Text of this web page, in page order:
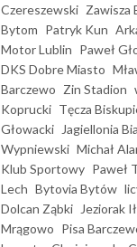
Czereszewski Zawisza
Bytom Patryk Kun
Motor Lublin Paweł
DKS Dobre Miasto
Barczewo Zin Stadion
Koprucki Tęcza
Głowacki
Jagiellonia
Wypniewski Michał
Klub Sportowy Paweł
Lech Bytovia Bytów
Dolcan Ząbki
Jeziorak
Mrągowo Pisa